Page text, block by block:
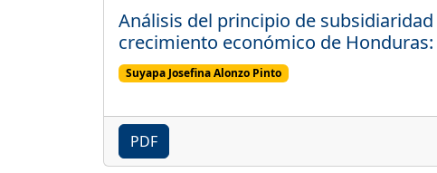
Análisis del principio de
crecimiento económico de Honduras:
Suyapa Josefina Alonzo Pinto
PDF